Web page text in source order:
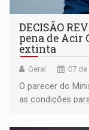
DECISÃO
pena de Acir
extinta
Geral 07
O parecer do
as condições